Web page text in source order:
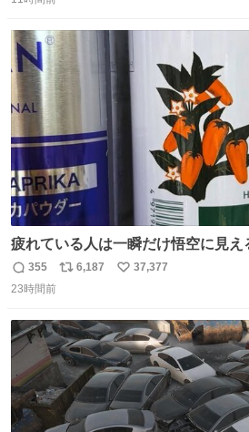
信
ポ
ト
数
数
疲れている人は一瞬だけ悟空に見
#ドラゴンボール
返
信
355
リ
ト
数
6,187
い
数
37,377
23時間前